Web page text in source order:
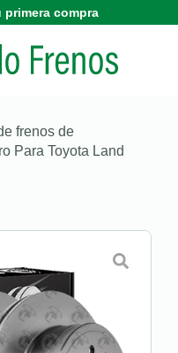
primera compra
frenos de
Para Toyota Land